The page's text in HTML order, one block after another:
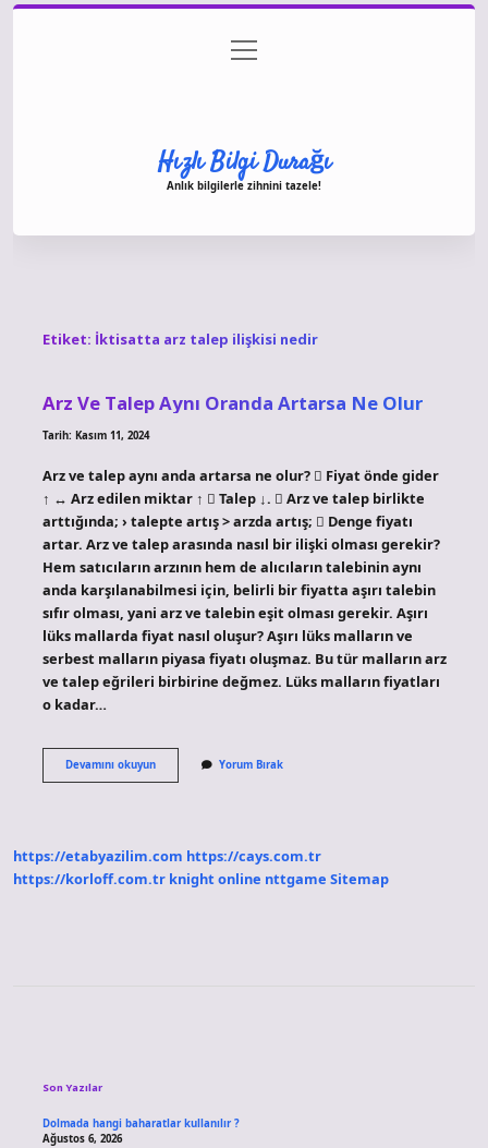
Gizlilik Politikası
menüyü
aç
Hızlı Bilgi Durağı
Anlık bilgilerle zihnini tazele!
Etiket: İktisatta arz talep ilişkisi nedir
Arz Ve Talep Aynı Oranda Artarsa Ne Olur
Tarih: Kasım 11, 2024
Arz ve talep aynı anda artarsa ne olur?  Fiyat önde gider
↑ ↔ Arz edilen miktar ↑  Talep ↓.  Arz ve talep birlikte
arttığında; › talepte artış > arzda artış;  Denge fiyatı
artar. Arz ve talep arasında nasıl bir ilişki olması gerekir?
Hem satıcıların arzının hem de alıcıların talebinin aynı
anda karşılanabilmesi için, belirli bir fiyatta aşırı talebin
sıfır olması, yani arz ve talebin eşit olması gerekir. Aşırı
lüks mallarda fiyat nasıl oluşur? Aşırı lüks malların ve
serbest malların piyasa fiyatı oluşmaz. Bu tür malların arz
ve talep eğrileri birbirine değmez. Lüks malların fiyatları
o kadar…
Devamını okuyunArz
Ve
Ne
Olur
Yorum Bırak
https://etabyazilim.com https://cays.com.tr
https://korloff.com.tr knight online nttgame Sitemap
Son Yazılar
Dolmada hangi baharatlar kullanılır ?
Ağustos 6, 2026